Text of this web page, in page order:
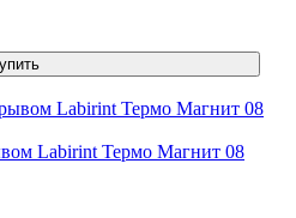
Labirint Термо Магнит 08